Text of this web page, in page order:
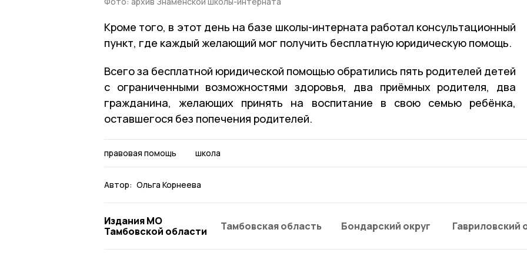
Кроме того, в этот день на базе школы-интерната работал консультационный
пункт, где каждый желающий мог получить бесплатную юридическую помощь.
Всего за бесплатной юридической помощью обратились пять родителей детей
с ограниченными возможностями здоровья, два приёмных родителя, два
гражданина, желающих принять на воспитание в свою семью ребёнка,
оставшегося без попечения родителей.
правовая помощь школа
Автор: Ольга Корнеева
Издания МО
Тамбовской области
Тамбовская область Бондарский округ Гавриловский